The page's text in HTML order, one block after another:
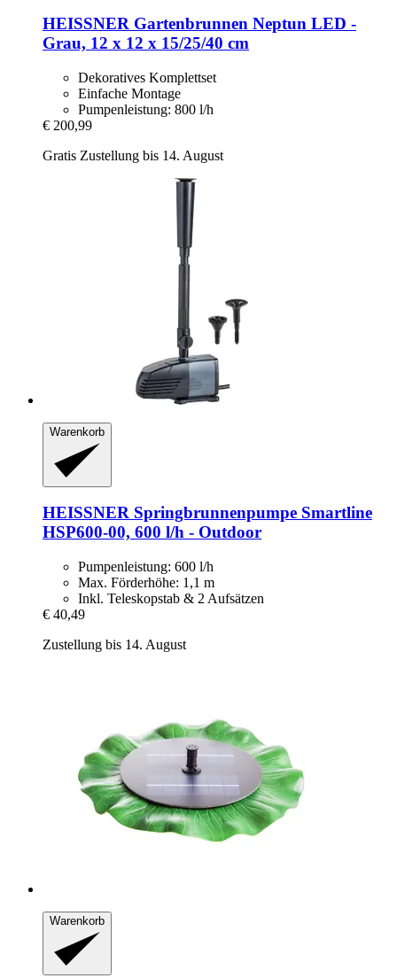
HEISSNER Gartenbrunnen Neptun LED -​
Grau, 12 x 12 x 15/25/40 cm
Dekoratives Komplettset
Einfache Montage
Pumpenleistung: 800 l/h
€ 200,99
Gratis Zustellung bis 14. August
Warenkorb
HEISSNER Springbrunnenpumpe Smartline
HSP600-​00, 600 l/h -​ Outdoor
Pumpenleistung: 600 l/h
Max. Förderhöhe: 1,1 m
Inkl. Teleskopstab & 2 Aufsätzen
€ 40,49
Zustellung bis 14. August
Warenkorb